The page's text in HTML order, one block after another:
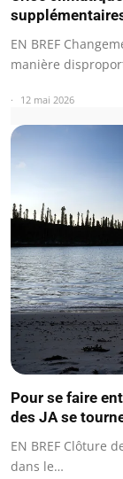
EN BREF
manière
12 mai 2026
Pour se faire
des JA se
EN BREF Clôture
dans le…